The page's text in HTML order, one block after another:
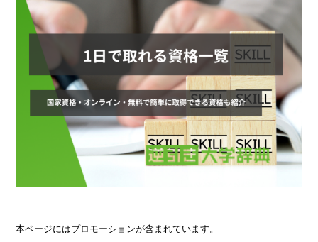
本ページにはプロモーションが含まれています。